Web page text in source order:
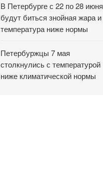
В Петербурге с 22 по 28 июня
будут биться знойная жара и
температура ниже нормы
Петербуржцы 7 мая
столкнулись с температурой
ниже климатической нормы